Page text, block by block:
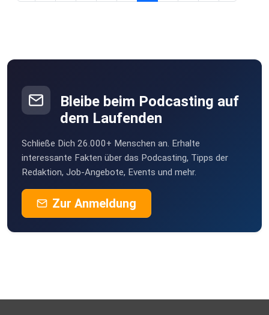
Bleibe beim Podcasting auf
dem Laufenden
Schließe Dich 26.000+ Menschen an. Erhalte
interessante Fakten über das Podcasting, Tipps der
Redaktion, Job-Angebote, Events und mehr.
Zur Anmeldung